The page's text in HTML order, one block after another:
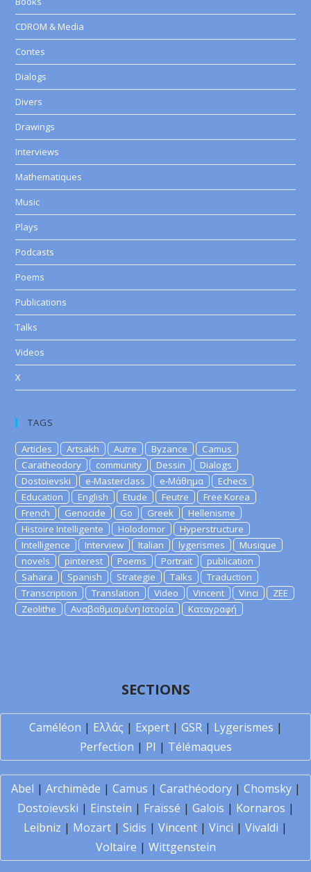
CDROM & Media
Contes
Dialogs
Divers
Drawings
Interviews
Mathematiques
Music
Plays
Podcasts
Poems
Publications
Talks
Videos
X
TAGS
Articles Artsakh Autre Byzance
Camus
Caratheodory
community Dessin
Dialogs
Dostoievski
e-Masterclass e-Μάθημα
Echecs
Education
English Etude Feutre
Free Korea
French
Genocide Go Greek
Hellenisme
Histoire Intelligente
Holodomor
Hyperstructure
Intelligence
Interview Italian lygerismes
Musique
novels
pinterest Poems Portrait
publication
Sahara
Spanish Strategie Talks
Traduction
Transcription
Translation Video Vincent Vinci
ZEE
Zeolithe
Αναβαθμισμένη Ιστορία Καταγραφή
SECTIONS
Caméléon | Ελλάς | Expert| GSR| Lygerismes |
Perfection | PI | Télémaques
Abel | Archimède | Camus | Carathéodory| Chomsky|
Dostoïevski | Einstein | Fraïssé | Galois | Kornaros |
Leibniz | Mozart | Sidis | Vincent | Vinci | Vivaldi |
Voltaire | Wittgenstein